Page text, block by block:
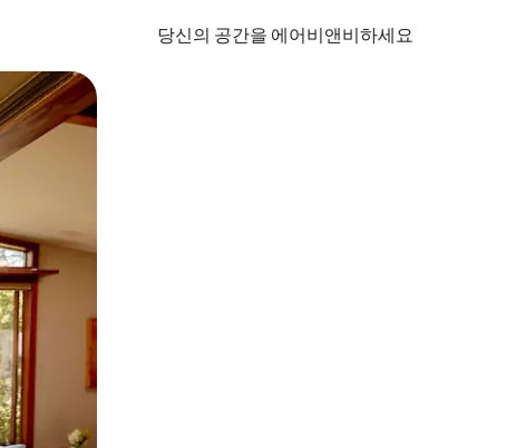
당신의 공간을 에어비앤비하세요